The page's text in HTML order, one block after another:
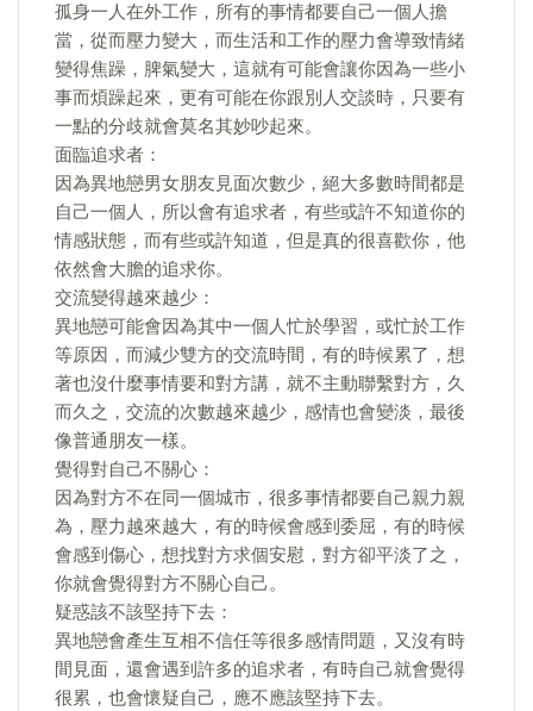
孤身一人在外工作，所有的事情都要自己一個人擔
當，從而壓力變大，而生活和工作的壓力會導致情緒
變得焦躁，脾氣變大，這就有可能會讓你因為一些小
事而煩躁起來，更有可能在你跟別人交談時，只要有
一點的分歧就會莫名其妙吵起來。
面臨追求者：
因為異地戀男女朋友見面次數少，絕大多數時間都是
自己一個人，所以會有追求者，有些或許不知道你的
情感狀態，而有些或許知道，但是真的很喜歡你，他
依然會大膽的追求你。
交流變得越來越少：
異地戀可能會因為其中一個人忙於學習，或忙於工作
等原因，而減少雙方的交流時間，有的時候累了，想
著也沒什麼事情要和對方講，就不主動聯繫對方，久
而久之，交流的次數越來越少，感情也會變淡，最後
像普通朋友一樣。
覺得對自己不關心：
因為對方不在同一個城市，很多事情都要自己親力親
為，壓力越來越大，有的時候會感到委屈，有的時候
會感到傷心，想找對方求個安慰，對方卻平淡了之，
你就會覺得對方不關心自己。
疑惑該不該堅持下去：
異地戀會產生互相不信任等很多感情問題，又沒有時
間見面，還會遇到許多的追求者，有時自己就會覺得
很累，也會懷疑自己，應不應該堅持下去。